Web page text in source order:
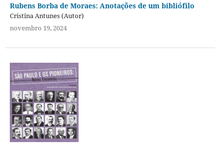
Rubens Borba de Moraes: Anotações de um bibliófilo
Cristina Antunes (Autor)
novembro 19, 2024